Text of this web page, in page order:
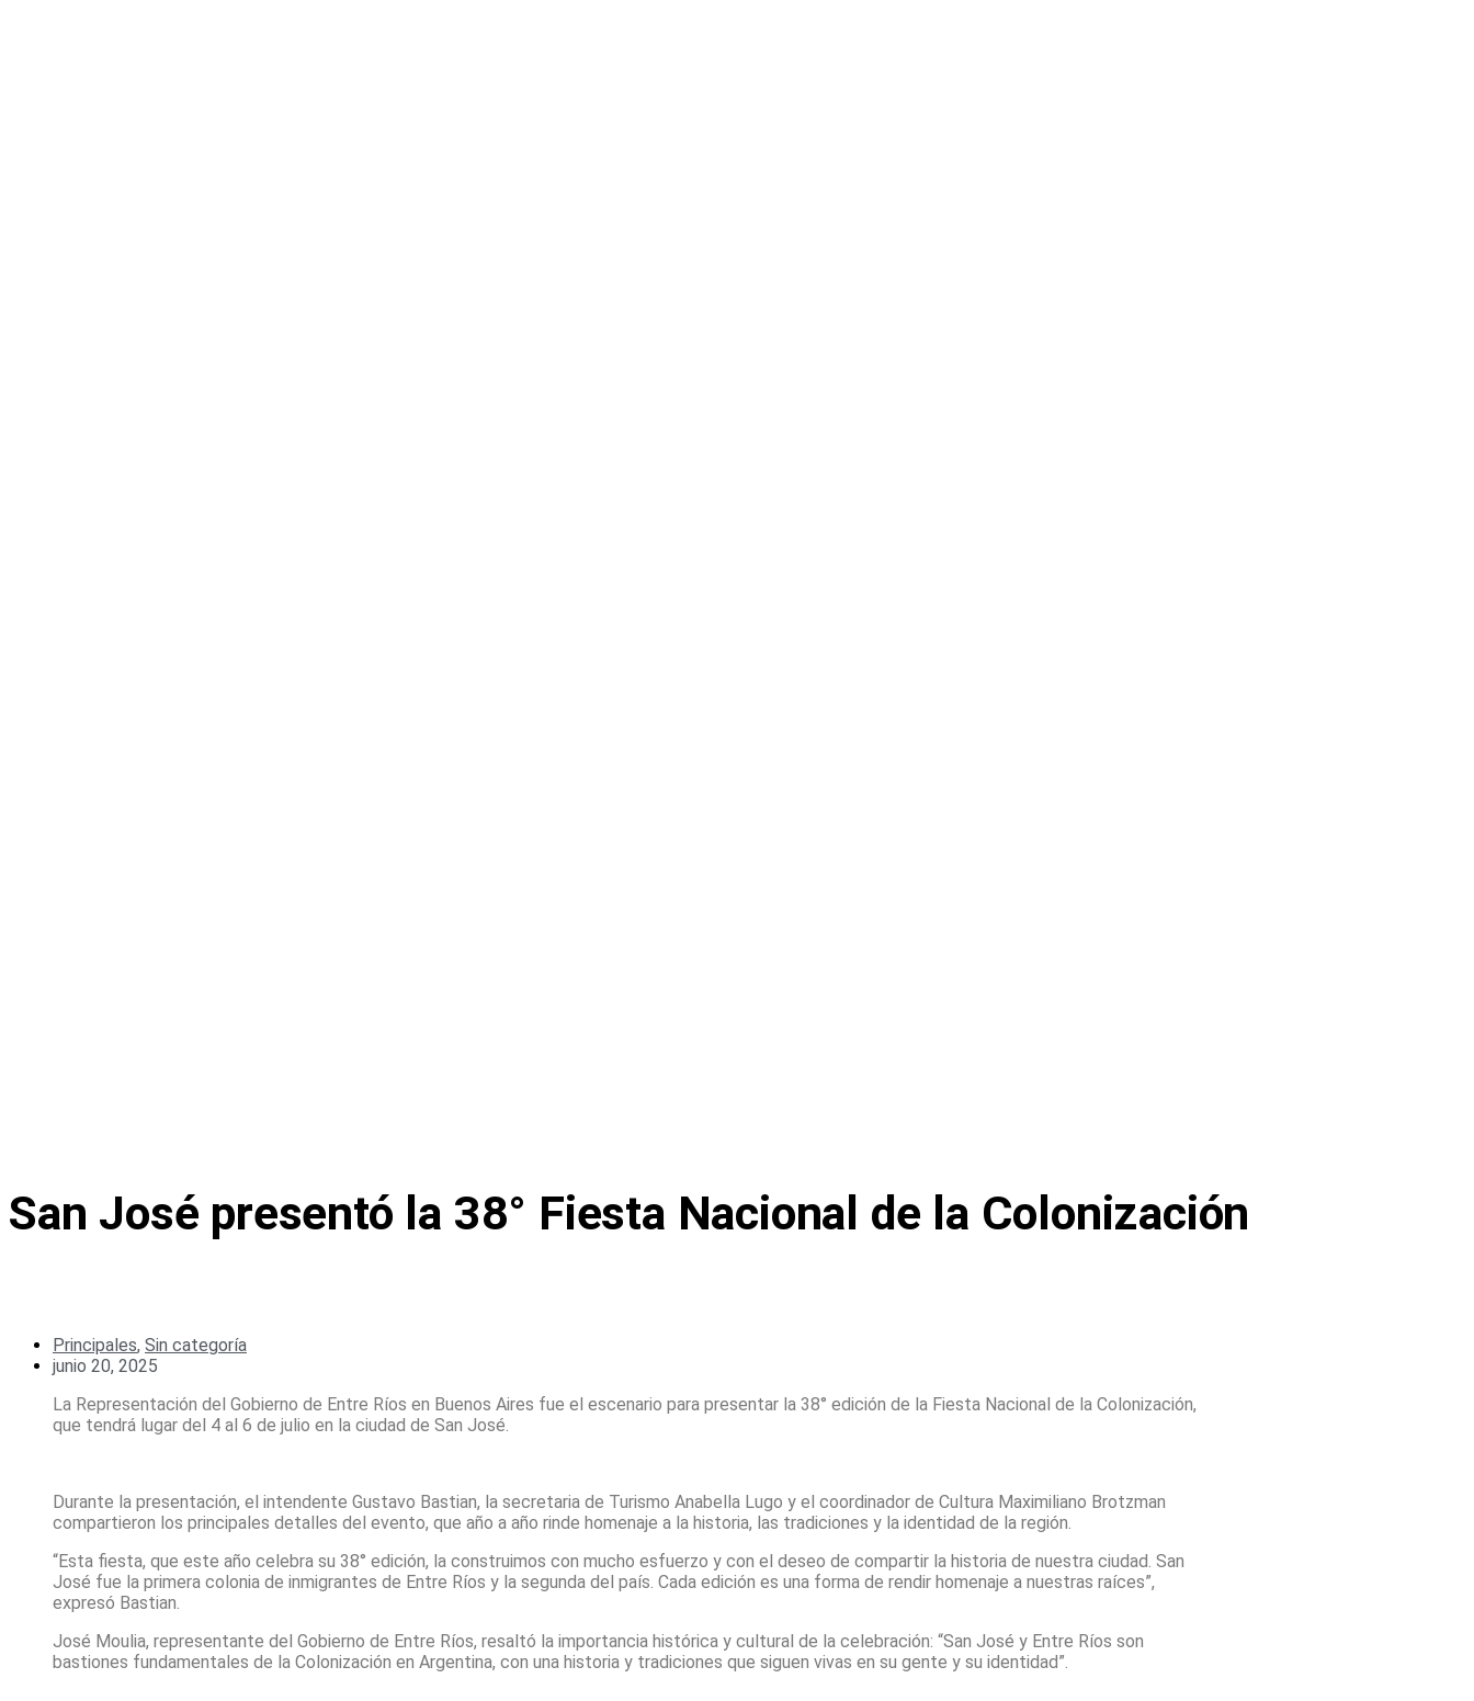
San José presentó la 38° Fiesta Nacional de la Colonización
Principales, Sin categoría
junio 20, 2025
La Representación del Gobierno de Entre Ríos en Buenos Aires fue el escenario para presentar la 38° edición de la Fiesta Nacional de la Colonización,
que tendrá lugar del 4 al 6 de julio en la ciudad de San José.
Durante la presentación, el intendente Gustavo Bastian, la secretaria de Turismo Anabella Lugo y el coordinador de Cultura Maximiliano Brotzman
compartieron los principales detalles del evento, que año a año rinde homenaje a la historia, las tradiciones y la identidad de la región.
“Esta fiesta, que este año celebra su 38° edición, la construimos con mucho esfuerzo y con el deseo de compartir la historia de nuestra ciudad. San
José fue la primera colonia de inmigrantes de Entre Ríos y la segunda del país. Cada edición es una forma de rendir homenaje a nuestras raíces”,
expresó Bastian.
José Moulia, representante del Gobierno de Entre Ríos, resaltó la importancia histórica y cultural de la celebración: “San José y Entre Ríos son
bastiones fundamentales de la Colonización en Argentina, con una historia y tradiciones que siguen vivas en su gente y su identidad”.